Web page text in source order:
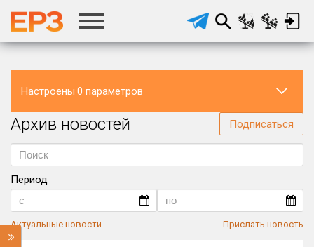
Настроены 0 параметров
Регион
Архив новостей Подписаться
Период
Актуальные новости Прислать новость